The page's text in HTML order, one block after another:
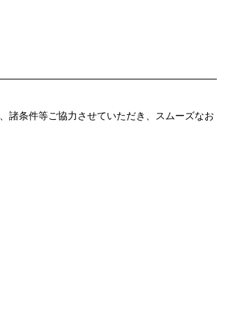
件等ご協力させていただき、スムーズなお